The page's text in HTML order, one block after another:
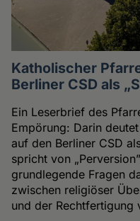
Katholischer
Berliner CSD als
Ein Leserbrief des
Empörung: Darin
auf den Berliner CSD
spricht von
grundlegende Fragen
zwischen religiöser
und der Rechtfertigung